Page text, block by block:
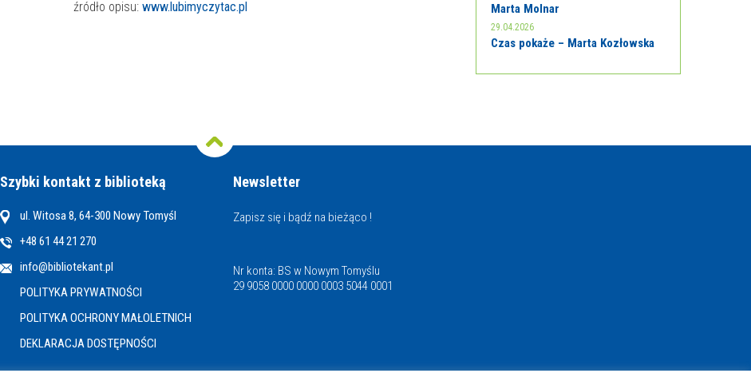
źródło opisu: www.lubimyczytac.pl
Marta Molnar
29.04.2026
Czas pokaże – Marta Kozłowska
Szybki kontakt z biblioteką
ul. Witosa 8, 64-300 Nowy Tomyśl
+48 61 44 21 270
info@bibliotekant.pl
POLITYKA PRYWATNOŚCI
POLITYKA OCHRONY MAŁOLETNICH
DEKLARACJA DOSTĘPNOŚCI
Newsletter
Zapisz się i bądź na bieżąco !
Nr konta: BS w Nowym Tomyślu
29 9058 0000 0000 0003 5044 0001